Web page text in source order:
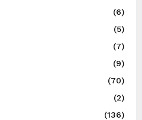
(6)
(5)
(7)
(9)
(70)
(2)
(136)